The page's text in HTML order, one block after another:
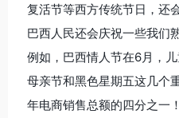
复活节等西方传统节日，还
巴西人民还会庆祝一些我们
例如，巴西情人节在6月，儿
母亲节和黑色星期五这几个
年电商销售总额的四分之一